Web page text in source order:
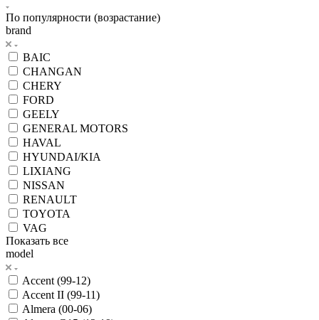
По популярности (возрастание)
brand
BAIC
CHANGAN
CHERY
FORD
GEELY
GENERAL MOTORS
HAVAL
HYUNDAI/KIA
LIXIANG
NISSAN
RENAULT
TOYOTA
VAG
Показать все
model
Accent (99-12)
Accent II (99-11)
Almera (00-06)